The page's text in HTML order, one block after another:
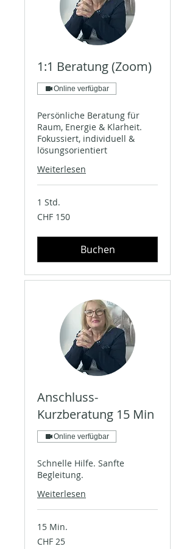
1:1 Beratung (Zoom)
Online verfügbar
Persönliche Beratung für
Raum, Energie & Klarheit.
Fokussiert, individuell &
lösungsorientiert
Weiterlesen
1 Std.
150
Schweizer
CHF 150
Buchen
Anschluss-
Kurzberatung 15 Min
Online verfügbar
Schnelle Hilfe. Sanfte
Begleitung.
Weiterlesen
15 Min.
25
Schweizer
CHF 25